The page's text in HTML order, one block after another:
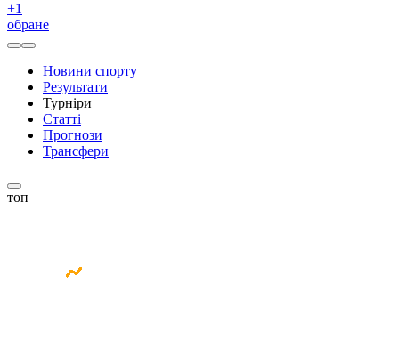
+1
обране
Новини спорту
Результати
Турніри
Статті
Прогнози
Трансфери
топ